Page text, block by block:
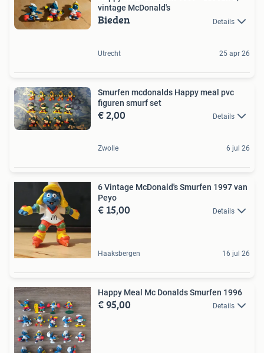
vintage McDonald's
Bieden Details
Utrecht 25 apr 26
Smurfen mcdonalds Happy meal pvc
figuren smurf set
€ 2,00 Details
Zwolle 6 jul 26
6 Vintage McDonald's Smurfen 1997 van
Peyo
€ 15,00 Details
Haaksbergen 16 jul 26
Happy Meal Mc Donalds Smurfen 1996
€ 95,00 Details